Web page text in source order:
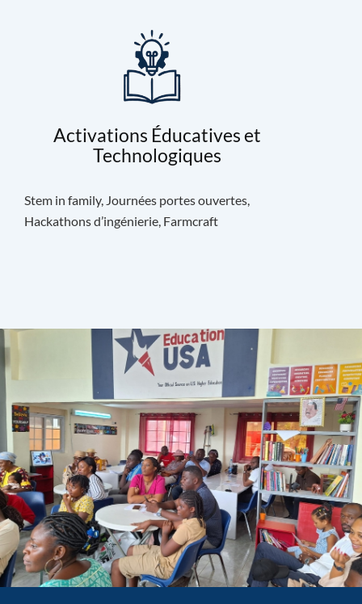
Activations Éducatives et
Technologiques
Stem in family, Journées portes ouvertes,
Hackathons d’ingénierie, Farmcraft